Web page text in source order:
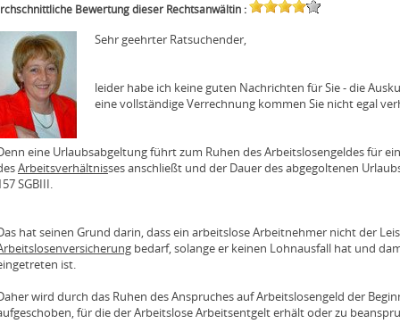
Bewertung dieser Rechtsanwältin :
Sehr geehrter Ratsuchender,
leider habe ich keine guten Nachrichten für Sie - die
eine vollständige Verrechnung kommen Sie nicht egal
eine Urlaubsabgeltung führt zum Ruhen des Arbeitslosengeldes für
Arbeitsverhältnisses anschließt und der Dauer des abgegoltenen
SGBIII.
hat seinen Grund darin, dass ein arbeitslose Arbeitnehmer nicht der
bedarf, solange er keinen Lohnausfall hat und
ist.
wird durch das Ruhen des Anspruches auf Arbeitslosengeld der
für die der Arbeitslose Arbeitsentgelt erhält oder zu